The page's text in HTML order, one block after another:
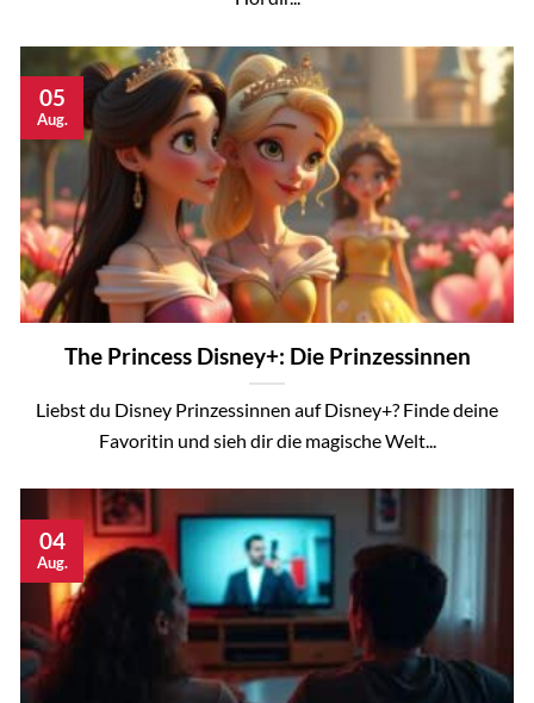
The Princess Disney+: Die Prinzessinnen
Liebst du Disney Prinzessinnen auf Disney+? Finde deine
Favoritin und sieh dir die magische Welt...
05
Aug.
04
Aug.